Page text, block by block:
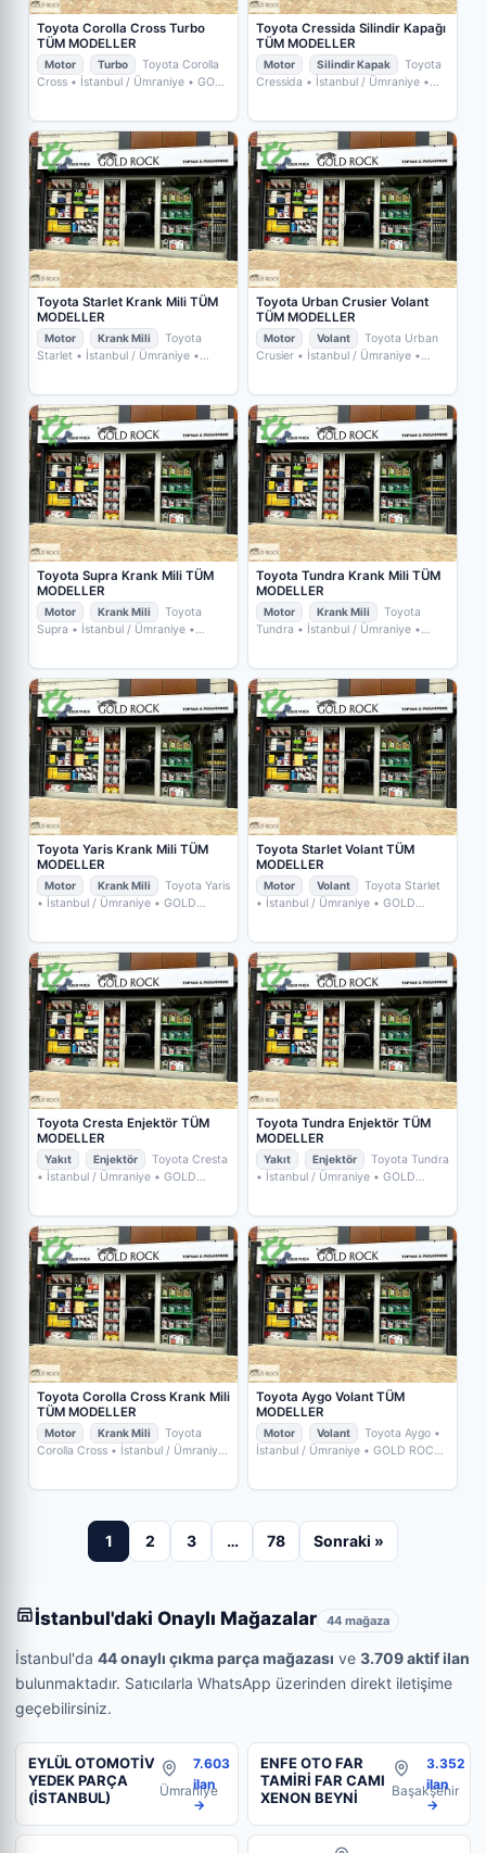
Toyota Corolla Cross Turbo
TÜM MODELLER
Motor Turbo
Toyota Corolla
Cross • İstanbul / Ümraniye • GOLD
Toyota Cressida Silindir Kapağı
TÜM MODELLER
Motor Silindir Kapak
Toyota
Cressida • İstanbul / Ümraniye •
Toyota Starlet Krank Mili TÜM
MODELLER
Motor Krank Mili
Toyota
Starlet • İstanbul / Ümraniye •
Toyota Urban Crusier Volant
TÜM MODELLER
Motor Volant
Toyota Urban
Crusier • İstanbul / Ümraniye •
Toyota Supra Krank Mili TÜM
MODELLER
Motor Krank Mili
Toyota
Supra • İstanbul / Ümraniye •
Toyota Tundra Krank Mili TÜM
MODELLER
Motor Krank Mili
Toyota
Tundra • İstanbul / Ümraniye •
Toyota Yaris Krank Mili TÜM
MODELLER
Motor Krank Mili
Toyota Yaris
• İstanbul / Ümraniye • GOLD
Toyota Starlet Volant TÜM
MODELLER
Motor Volant
Toyota Starlet
• İstanbul / Ümraniye • GOLD
Toyota Cresta Enjektör TÜM
MODELLER
Yakıt Enjektör
Toyota Cresta
• İstanbul / Ümraniye • GOLD
Toyota Tundra Enjektör TÜM
MODELLER
Yakıt Enjektör
Toyota Tundra
• İstanbul / Ümraniye • GOLD
Toyota Corolla Cross Krank Mili
TÜM MODELLER
Motor Krank Mili
Toyota
Corolla Cross • İstanbul / Ümraniye
Toyota Aygo Volant TÜM
MODELLER
Motor Volant Toyota Aygo •
İstanbul / Ümraniye • GOLD ROCK
1 2 3 … 78 Sonraki »
İstanbul'daki Onaylı Mağazalar 44 mağaza
İstanbul'da 44 onaylı çıkma parça mağazası ve 3.709 aktif ilan
bulunmaktadır. Satıcılarla WhatsApp üzerinden direkt iletişime
geçebilirsiniz.
EYLÜL OTOMOTİV
YEDEK PARÇA
(İSTANBUL)
Ümraniye
7.603
ilan
→
ENFE OTO FAR
TAMİRİ FAR CAMI
XENON BEYNİ
Başakşehir
3.352
ilan
→